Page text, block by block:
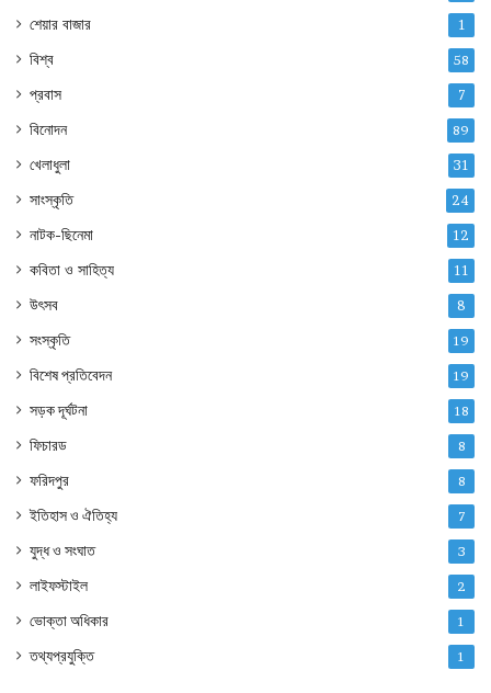
শেয়ার বাজার 1
বিশ্ব 58
প্রবাস 7
বিনোদন 89
খেলাধুলা 31
সাংস্কৃতি 24
নাটক-ছিনেমা 12
কবিতা ও সাহিত্য 11
উৎসব 8
সংস্কৃতি 19
বিশেষ প্রতিবেদন 19
সড়ক দূর্ঘটনা 18
ফিচারড 8
ফরিদপুর 8
ইতিহাস ও ঐতিহ্য 7
যুদ্ধ ও সংঘাত 3
লাইফস্টাইল 2
ভোক্তা অধিকার 1
তথ্যপ্রযুক্তি 1